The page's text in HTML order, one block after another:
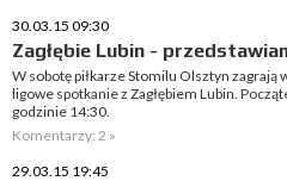
30.03.15 09:30
Zagłębie Lubin -
W sobotę piłkarze Stomilu Olsztyn zagrają
ligowe spotkanie z Zagłębiem Lubin.
godzinie 14:30.
Komentarzy: 2 »
29.03.15 19:45